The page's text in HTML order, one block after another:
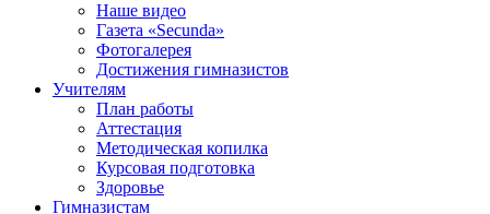
Наше видео
Газета «Secunda»
Фотогалерея
Достижения гимназистов
Учителям
План работы
Аттестация
Методическая копилка
Курсовая подготовка
Здоровье
Гимназистам